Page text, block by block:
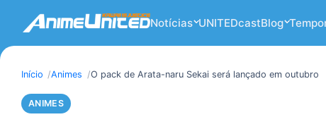
Notícias UNITEDcastBlog
Início Animes O pack de Arata-naru Sekai será lançado em outubro
ANIMES